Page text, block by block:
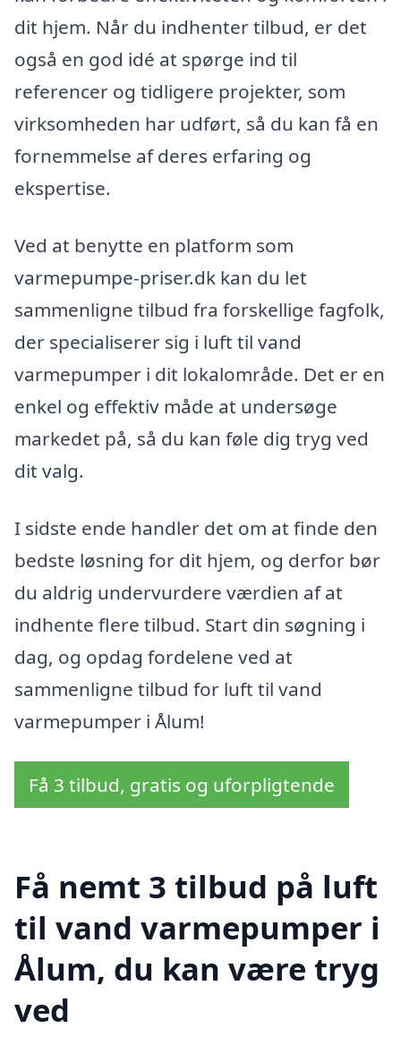
dit hjem. Når du indhenter tilbud, er det
også en god idé at spørge ind til
referencer og tidligere projekter, som
virksomheden har udført, så du kan få en
fornemmelse af deres erfaring og
ekspertise.
Ved at benytte en platform som
varmepumpe-priser.dk kan du let
sammenligne tilbud fra forskellige fagfolk,
der specialiserer sig i luft til vand
varmepumper i dit lokalområde. Det er en
enkel og effektiv måde at undersøge
markedet på, så du kan føle dig tryg ved
dit valg.
I sidste ende handler det om at finde den
bedste løsning for dit hjem, og derfor bør
du aldrig undervurdere værdien af at
indhente flere tilbud. Start din søgning i
dag, og opdag fordelene ved at
sammenligne tilbud for luft til vand
varmepumper i Ålum!
Få 3 tilbud, gratis og uforpligtende
Få nemt 3 tilbud på luft
til vand varmepumper i
Ålum, du kan være tryg
ved